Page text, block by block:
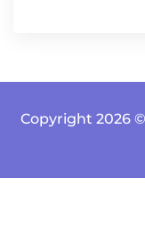
Copyright 2026